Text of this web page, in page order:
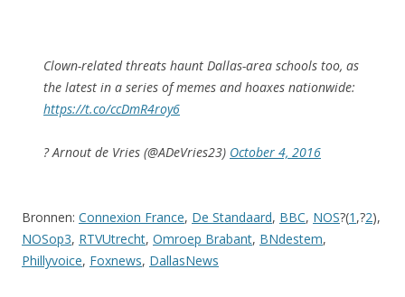
Clown-related threats haunt Dallas-area schools too, as
the latest in a series of memes and hoaxes nationwide:
https://t.co/ccDmR4roy6
? Arnout de Vries (@ADeVries23) October 4, 2016
Bronnen: Connexion France, De Standaard, BBC, NOS?(1 ,?2),
NOSop3, RTVUtrecht, Omroep Brabant, BNdestem,
Phillyvoice, Foxnews, DallasNews